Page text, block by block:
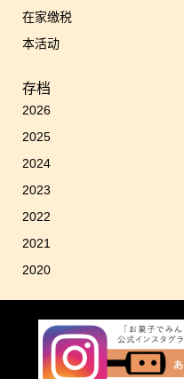
在家缴税
本活动
存档
2026
2025
2024
2023
2022
2021
2020